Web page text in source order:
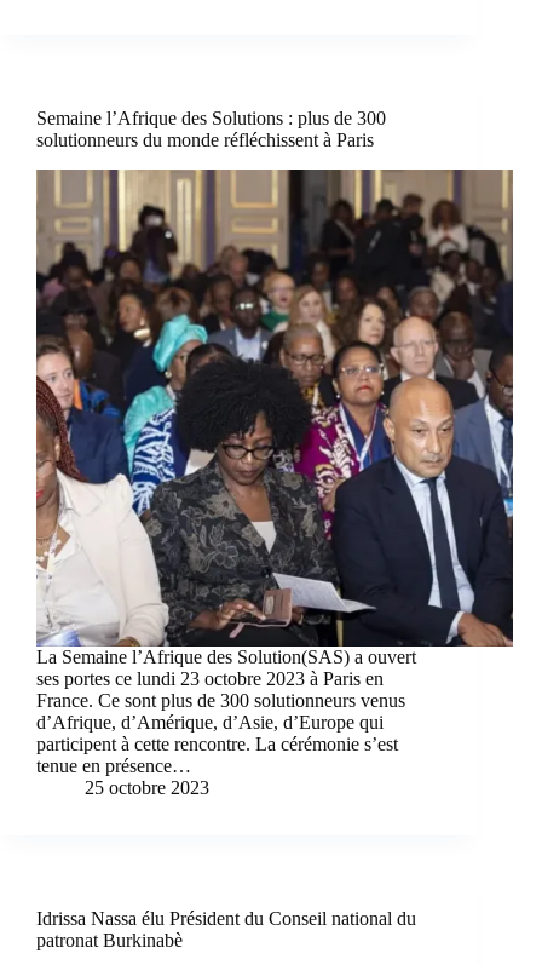
Semaine l’Afrique des Solutions : plus de 300
solutionneurs du monde réfléchissent à Paris
La Semaine l’Afrique des Solution(SAS) a ouvert
ses portes ce lundi 23 octobre 2023 à Paris en
France. Ce sont plus de 300 solutionneurs venus
d’Afrique, d’Amérique, d’Asie, d’Europe qui
participent à cette rencontre. La cérémonie s’est
tenue en présence…
25 octobre 2023
Idrissa Nassa élu Président du Conseil national du
patronat Burkinabè